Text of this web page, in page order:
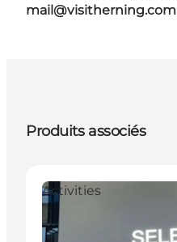
mail@visitherning.com
Produits associés
Activities